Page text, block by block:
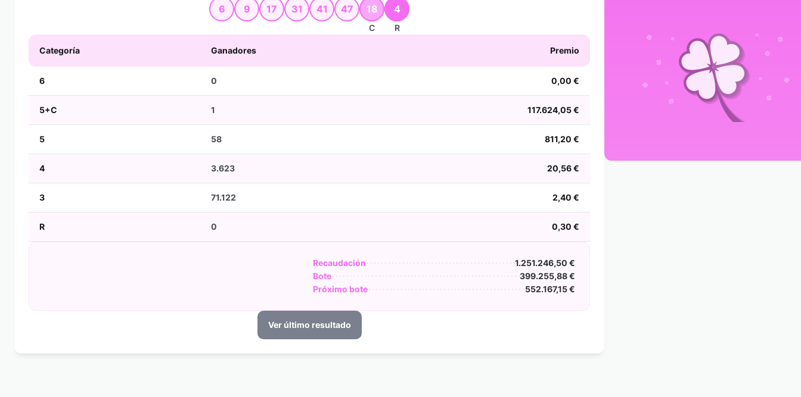
6 9 17 31 41 47 18
C
4
R
Categoría Ganadores Premio
6 0 0,00 €
5+C 1 117.624,05 €
5 58 811,20 €
4 3.623 20,56 €
3 71.122 2,40 €
R 0 0,30 €
Recaudación
1.251.246,50 €
Bote
399.255,88 €
Próximo bote
552.167,15 €
Ver último resultado
2023 2022
2021
2018 2017 2016
2013 2012 2011 2010
2009
2006 2005 2004 2003
2001 2000 1999 1998 1997
1994 1993 1992